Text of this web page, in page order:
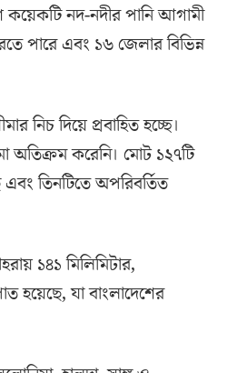
কয়েকটি নদ-নদীর পানি আগামী
পারে এবং ১৬ জেলার বিভিন্ন
নিচ দিয়ে প্রবাহিত হচ্ছে।
অতিক্রম করেনি। মোট ১২৭টি
তিনটিতে অপরিবর্তিত
১৪১ মিলিমিটার,
হয়েছে, যা বাংলাদেশের